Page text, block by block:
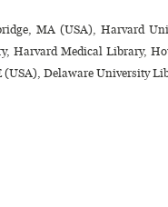
MA (USA), Harvard
Harvard Medical Library,
Delaware University